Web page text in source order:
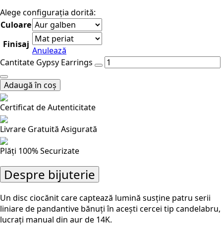
Alege configurația dorită:
Culoare
Finisaj
Anulează
Cantitate Gypsy Earrings
Adaugă în coș
Certificat de Autenticitate
Livrare Gratuită Asigurată
Plăți 100% Securizate
Despre bijuterie
Un disc ciocănit care captează lumină susține patru serii
liniare de pandantive bănuți în acești cercei tip candelabru,
lucrați manual din aur de 14K.